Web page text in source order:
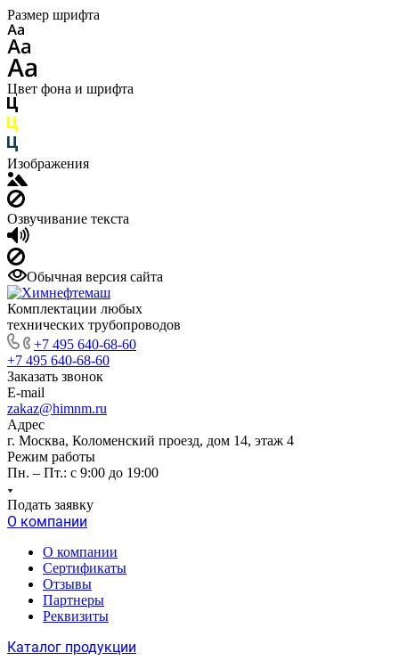
Размер шрифта
Цвет фона и шрифта
Изображения
Озвучивание текста
Обычная версия сайта
Комплектации любых
технических трубопроводов
+7 495 640-68-60
+7 495 640-68-60
Заказать звонок
E-mail
zakaz@himnm.ru
Адрес
г. Москва, Коломенский проезд, дом 14, этаж 4
Режим работы
Пн. – Пт.: с 9:00 до 19:00
Подать заявку
О компании
О компании
Сертификаты
Отзывы
Партнеры
Реквизиты
Каталог продукции